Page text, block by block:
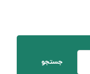
جستجو